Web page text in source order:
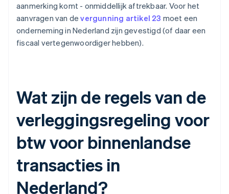
aanmerking komt - onmiddellijk aftrekbaar. Voor het
aanvragen van devergunning artikel 23 moet een
onderneming in Nederland zijn gevestigd (of daar een
fiscaal vertegenwoordiger hebben).
Wat zijn de regels van de
verleggingsregeling voor
btw voor binnenlandse
transacties in
Nederland?